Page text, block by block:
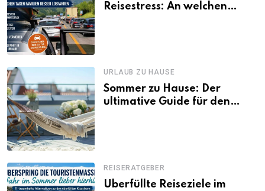
Reisestress: An welchen
URLAUB ZU HAUSE
Sommer zu Hause: Der
ultimative Guide für den
REISERATGEBER
Überfüllte Reiseziele im